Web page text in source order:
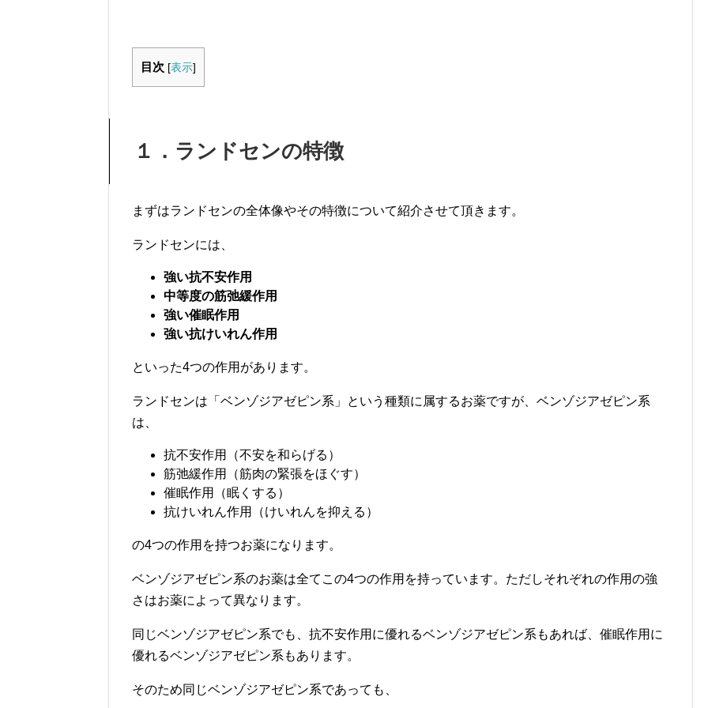
目次 [表示]
１．ランドセンの特徴
まずはランドセンの全体像やその特徴について紹介させて頂きます。
ランドセンには、
強い抗不安作用
中等度の筋弛緩作用
強い催眠作用
強い抗けいれん作用
といった4つの作用があります。
ランドセンは「ベンゾジアゼピン系」という種類に属するお薬ですが、ベンゾジアゼピン系
は、
抗不安作用（不安を和らげる）
筋弛緩作用（筋肉の緊張をほぐす）
催眠作用（眠くする）
抗けいれん作用（けいれんを抑える）
の4つの作用を持つお薬になります。
ベンゾジアゼピン系のお薬は全てこの4つの作用を持っています。ただしそれぞれの作用の強
さはお薬によって異なります。
同じベンゾジアゼピン系でも、抗不安作用に優れるベンゾジアゼピン系もあれば、催眠作用に
優れるベンゾジアゼピン系もあります。
そのため同じベンゾジアゼピン系であっても、